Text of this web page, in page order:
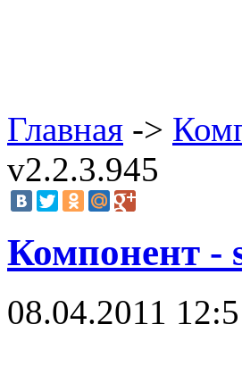
Главная ->
v2.2.3.945
Компонент -
08.04.2011